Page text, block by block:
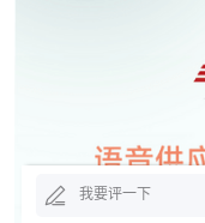
我要评一下